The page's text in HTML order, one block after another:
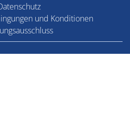
und Konditionen